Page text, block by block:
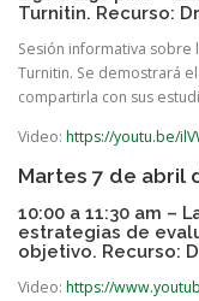
Turnitin. Recurso:
Sesión informativa
Turnitin. Se demostrará
compartirla con sus
Video: https://youtu.be/
Martes 7 de abril
10:00 a 11:30 am –
estrategias de
objetivo. Recurso:
Video: https://